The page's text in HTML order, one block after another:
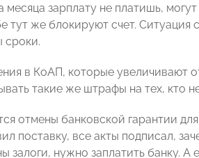
месяца зарплату не платишь,
тут же блокируют счет. Ситуация
сроки.
в КоАП, которые увеличивают
такие же штрафы на тех, кто
отмены банковской гарантии
поставку, все акты подписал,
залоги, нужно заплатить банку. А